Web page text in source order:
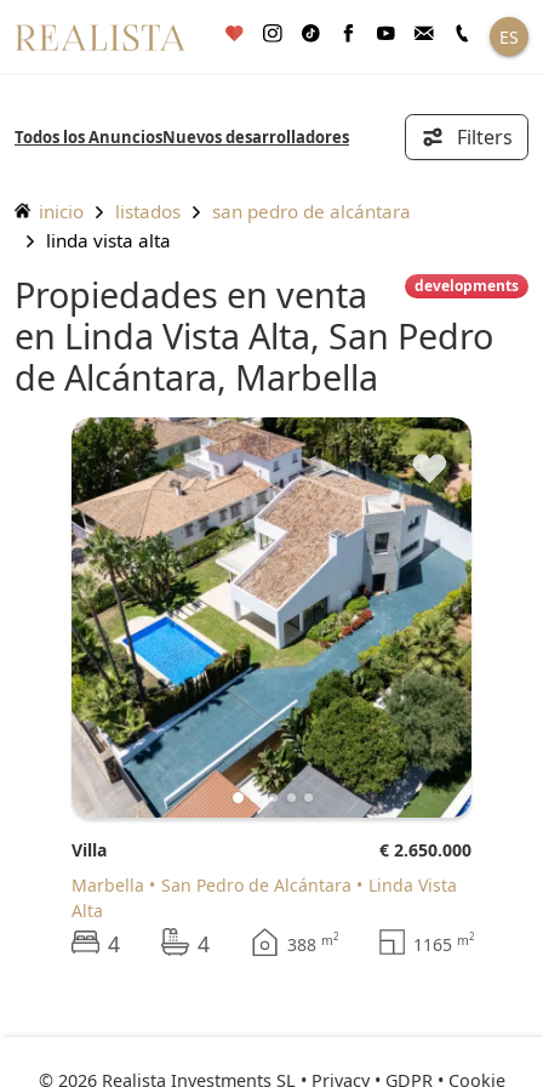
ES
Todos los Anuncios Nuevos desarrolladores Filters
inicio listados
san pedro de alcántara
linda vista alta
developments
Propiedades en venta
en Linda Vista Alta, San Pedro
de Alcántara, Marbella
♥
Villa
€ 2.650.000
Marbella
San Pedro de Alcántara
Linda Vista
Alta
4 4 388 m2 1165 m2
© 2026 Realista Investments SL • Privacy • GDPR• Cookie